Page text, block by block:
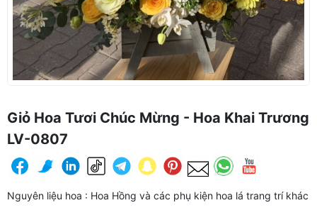
Giỏ Hoa Tươi Chúc Mừng - Hoa Khai Trương
LV-0807
Nguyên liệu hoa : Hoa Hồng và các phụ kiện hoa lá trang trí khác